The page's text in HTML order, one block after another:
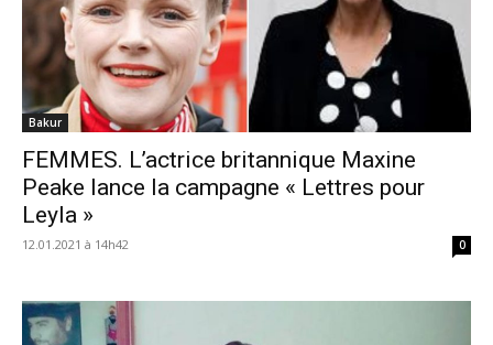
Bakur
FEMMES. L’actrice britannique Maxine
Peake lance la campagne « Lettres pour
Leyla »
12.01.2021 à 14h42 0